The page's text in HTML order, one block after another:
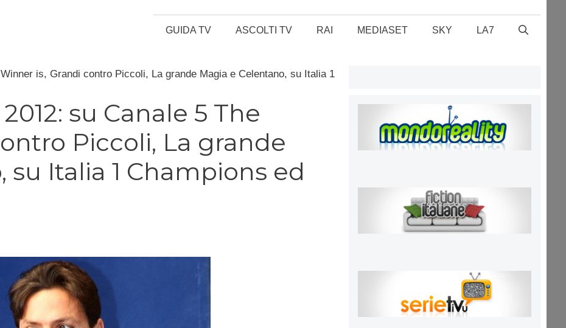
GUIDA TV ASCOLTI TV RAI MEDIASET SKY LA7
is, Grandi contro Piccoli, La grande Magia e Celentano, su Italia 1
su Canale 5 The
Piccoli, La grande
su Italia 1 Champions ed